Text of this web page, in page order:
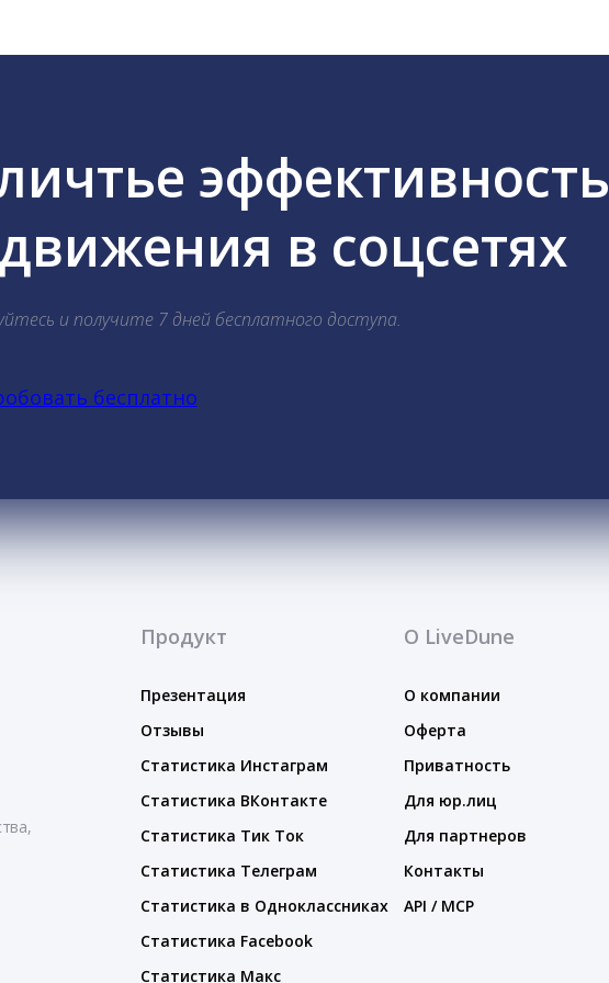
эффективность
в соцсетях
и получите 7 дней бесплатного доступа.
бесплатно
Продукт
Презентация
Отзывы
Статистика Инстаграм
Статистика ВКонтакте
Статистика Тик Ток
Статистика Телеграм
Статистика в Одноклассниках
Статистика Facebook
Статистика Макс
О LiveDune
О компании
Оферта
Приватность
Для юр.лиц
Для партнеров
Контакты
API / MCP